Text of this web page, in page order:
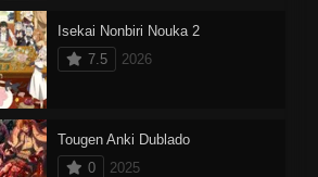
Isekai Nonbiri Nouka 2
7.5
2026
Tougen Anki Dublado
0
2025